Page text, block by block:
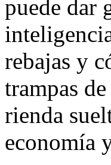
puede dar
rebajas y
trampas
rienda
economía